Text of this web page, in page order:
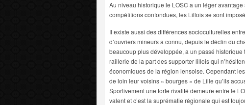
Au niveau historique le LOSC a un léger
compétitions confondues, les Lillois se sont
Il existe aussi des différences socioculturelles
d’ouvriers mineurs a connu, depuis le déclin du
beaucoup plus développée, a un passé
raillerie de la part des supporter lillois qui
économiques de la région lensoise. Cependant
de loin leur voisins « bourges » de Lille qu’ils
Sportivement une forte rivalité demeure entre le
valent et c’est la suprématie régionale qui est